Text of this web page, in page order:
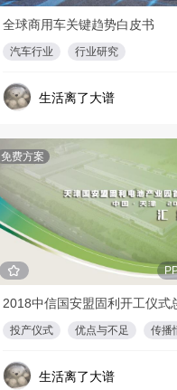
全球商用车关键趋势白皮书
汽车行业 行业研究
生活离了大谱
免费方案
2018中信国安盟固利开工仪式
投产仪式 优点与不足 传播
生活离了大谱